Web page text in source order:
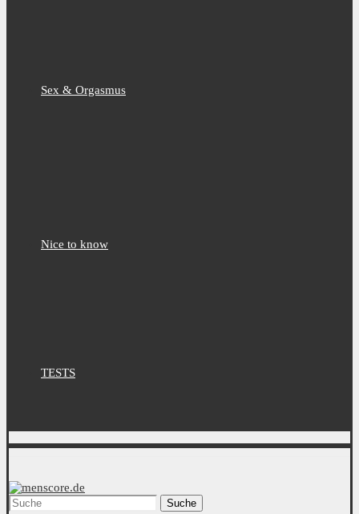
Sex & Orgasmus
Nice to know
TESTS
Suche